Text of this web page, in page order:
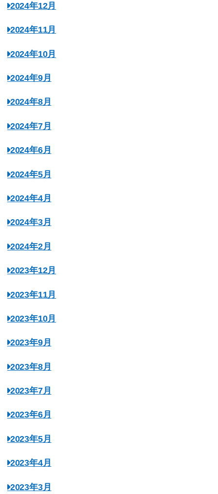
2024年12月
2024年11月
2024年10月
2024年9月
2024年8月
2024年7月
2024年6月
2024年5月
2024年4月
2024年3月
2024年2月
2023年12月
2023年11月
2023年10月
2023年9月
2023年8月
2023年7月
2023年6月
2023年5月
2023年4月
2023年3月